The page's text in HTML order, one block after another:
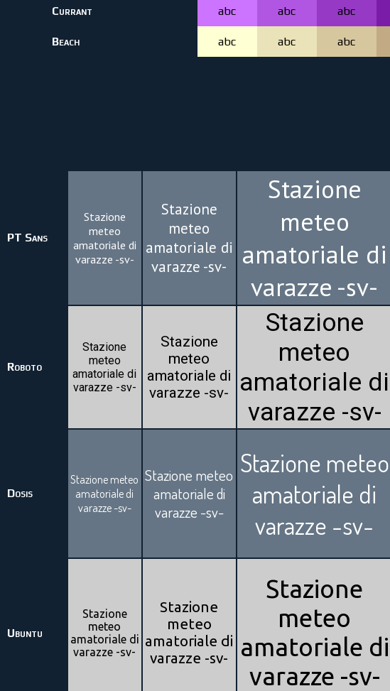
Currant abc abc abc
Beach abc abc abc
PT Sans
Stazione
meteo
amatoriale di
varazze -sv-
Stazione
meteo
amatoriale di
varazze -sv-
Stazione
meteo
amatoriale di
varazze -sv-
Roboto
Stazione
meteo
amatoriale di
varazze -sv-
Stazione
meteo
amatoriale di
varazze -sv-
Stazione
meteo
amatoriale di
varazze -sv-
Dosis
Stazione meteo
amatoriale di
varazze -sv-
Stazione meteo
amatoriale di
varazze -sv-
Stazione meteo
amatoriale di
varazze -sv-
Ubuntu
Stazione
meteo
amatoriale di
varazze -sv-
Stazione
meteo
amatoriale di
varazze -sv-
Stazione
meteo
amatoriale di
varazze -sv-